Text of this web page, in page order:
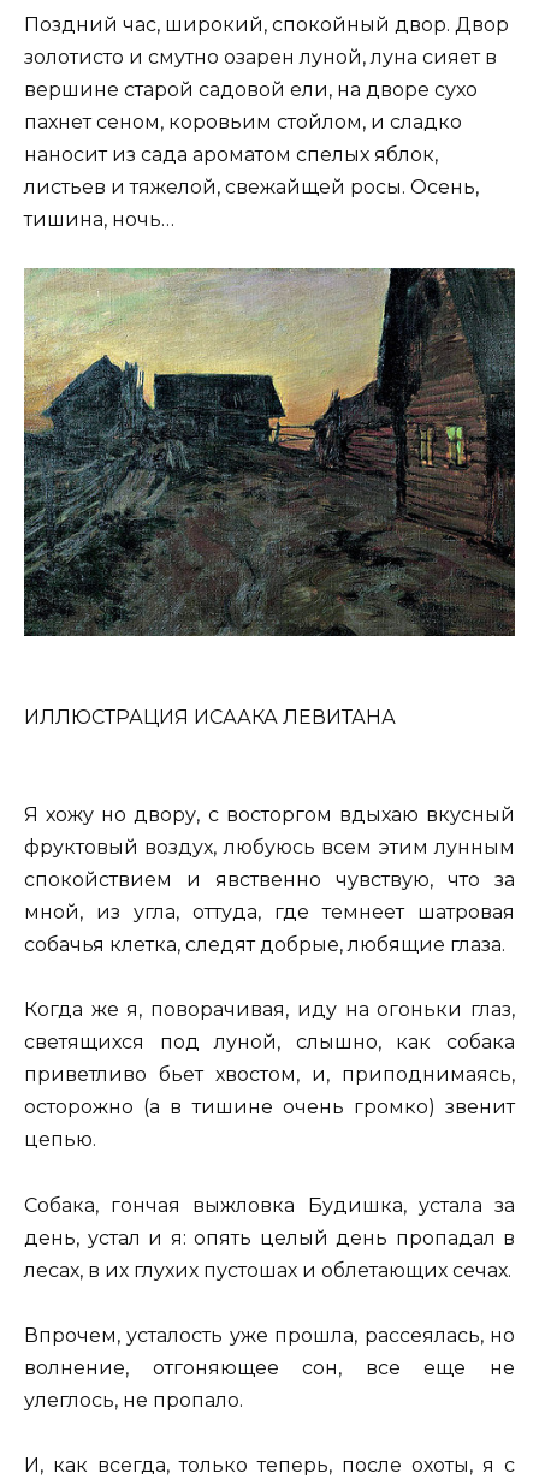
Поздний час, широкий, спокойный двор. Двор
золотисто и смутно озарен луной, луна сияет в
вершине старой садовой ели, на дворе сухо
пахнет сеном, коровьим стойлом, и сладко
наносит из сада ароматом спелых яблок,
листьев и тяжелой, свежайщей росы. Осень,
тишина, ночь…
ИЛЛЮСТРАЦИЯ ИСААКА ЛЕВИТАНА
Я хожу но двору, с восторгом вдыхаю вкусный
фруктовый воздух, любуюсь всем этим лунным
спокойствием и явственно чувствую, что за
мной, из угла, оттуда, где темнеет шатровая
собачья клетка, следят добрые, любящие глаза.
Когда же я, поворачивая, иду на огоньки глаз,
светящихся под луной, слышно, как собака
приветливо бьет хвостом, и, приподнимаясь,
осторожно (а в тишине очень громко) звенит
цепью.
Собака, гончая выжловка Будишка, устала за
день, устал и я: опять целый день пропадал в
лесах, в их глухих пустошах и облетающих сечах.
Впрочем, усталость уже прошла, рассеялась, но
волнение, отгоняющее сон, все еще не
улеглось, не пропало.
И, как всегда, только теперь, после охоты, я с